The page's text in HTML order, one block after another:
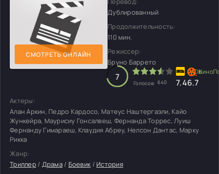
СМОТРЕТЬ ОНЛАЙН
Дублированный
Продолжительность:
110 мин.
Режиссер:
Бруно Баррето
7
Голосов: 640 7.46.7
Актеры:
Алан Аркин, Педро Кардосо, Матеус Наштергаэли, Кайо
Жункейра, Маурисиу Гонсалвеш, Фернанда Торрес, Луиш
Фернанду Гимараеш, Клаудия Абреу, Нелсон Дантас, Марку
Рикка
Жанр:
Триллер/ Драма/ Боевик/ История